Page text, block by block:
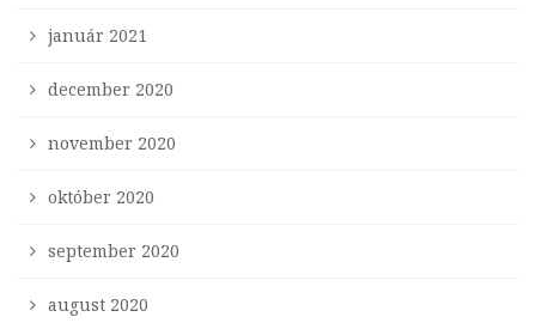
január 2021
december 2020
november 2020
október 2020
september 2020
august 2020